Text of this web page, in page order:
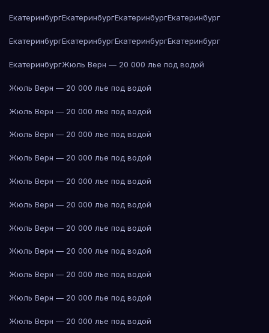
ЕкатеринбургЕкатеринбургЕкатеринбургЕкатеринбург
ЕкатеринбургЕкатеринбургЕкатеринбургЕкатеринбург
ЕкатеринбургЖюль Верн — 20 000 лье под водой
Жюль Верн — 20 000 лье под водой
Жюль Верн — 20 000 лье под водой
Жюль Верн — 20 000 лье под водой
Жюль Верн — 20 000 лье под водой
Жюль Верн — 20 000 лье под водой
Жюль Верн — 20 000 лье под водой
Жюль Верн — 20 000 лье под водой
Жюль Верн — 20 000 лье под водой
Жюль Верн — 20 000 лье под водой
Жюль Верн — 20 000 лье под водой
Жюль Верн — 20 000 лье под водой